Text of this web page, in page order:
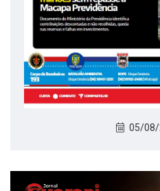
05/08/